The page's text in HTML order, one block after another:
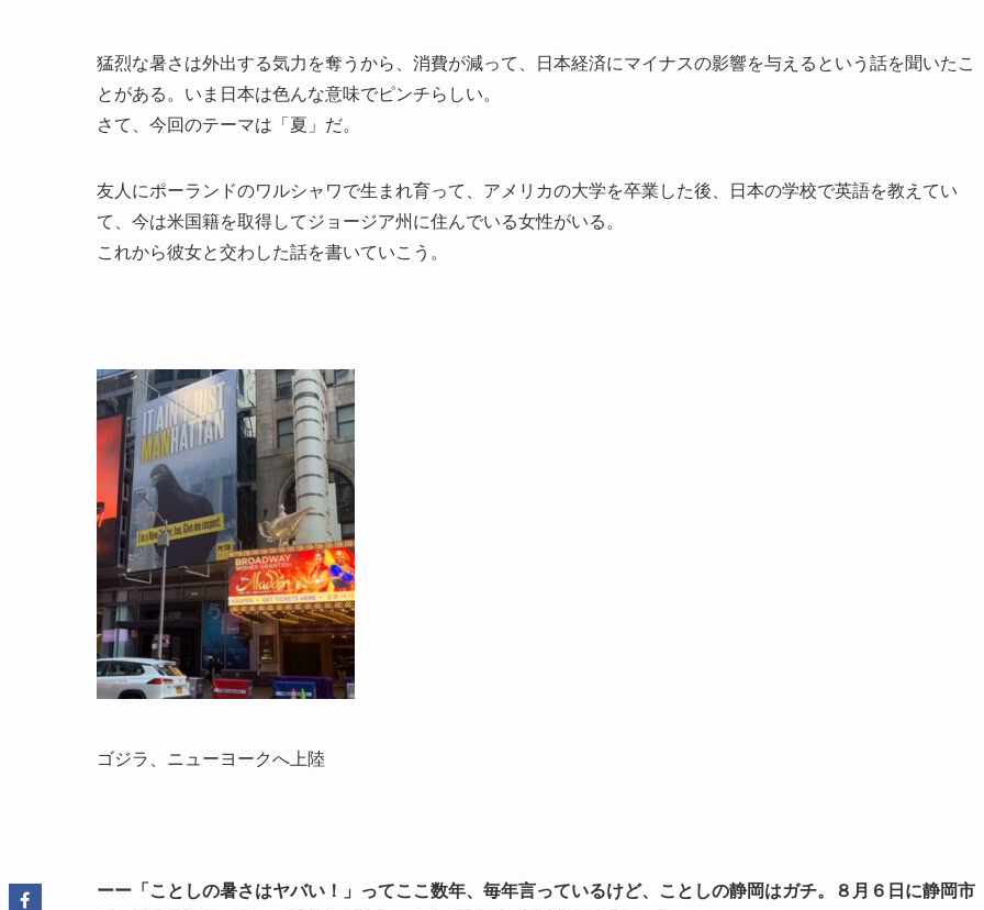
猛烈な暑さは外出する気力を奪うから、消費が減って、日本経済にマイナスの影響を与えるという話を聞いたこ
とがある。いま日本は色んな意味でピンチらしい。
さて、今回のテーマは「夏」だ。
友人にポーランドのワルシャワで生まれ育って、アメリカの大学を卒業した後、日本の学校で英語を教えてい
て、今は米国籍を取得してジョージア州に住んでいる女性がいる。
これから彼女と交わした話を書いていこう。
ゴジラ、ニューヨークへ上陸
ーー「ことしの暑さはヤバい！」ってここ数年、毎年言っているけど、ことしの静岡はガチ。８月６日に静岡市